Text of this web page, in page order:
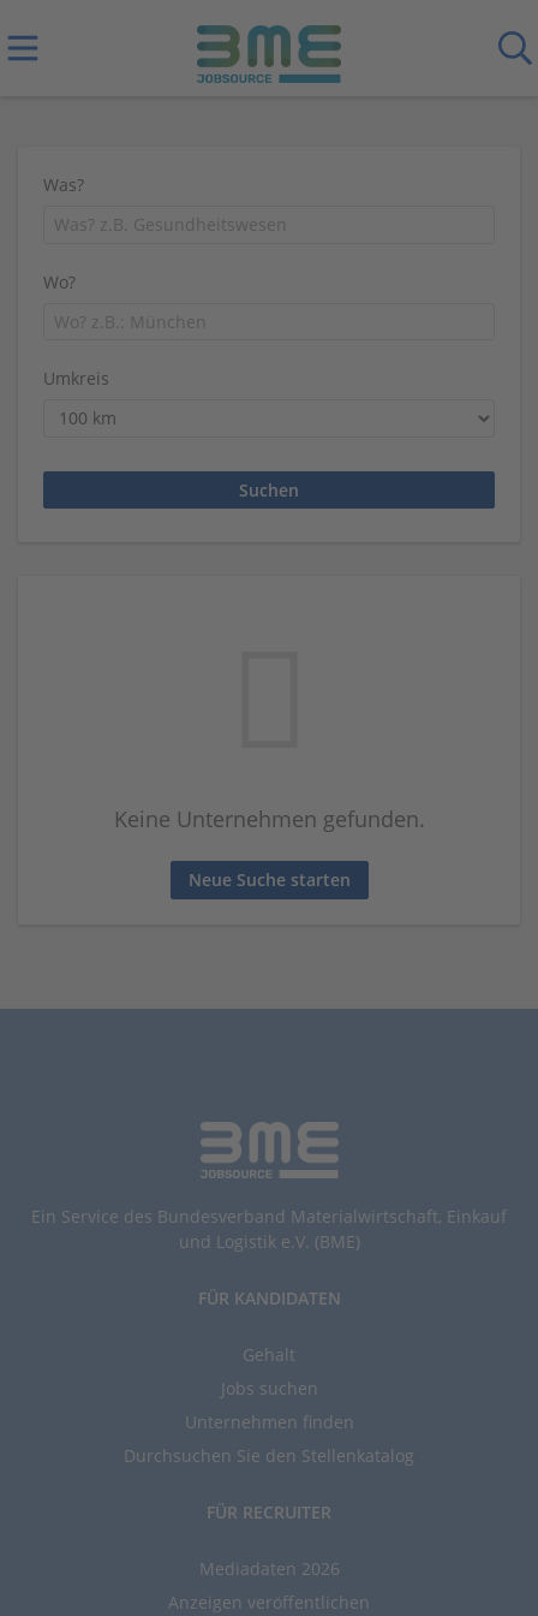
Was?
Wo?
Umkreis
Keine Unternehmen gefunden.
Neue Suche starten
Ein Service des Bundesverband Materialwirtschaft, Einkauf
und Logistik e.V. (BME)
FÜR KANDIDATEN
Gehalt
Jobs suchen
Unternehmen finden
Durchsuchen Sie den Stellenkatalog
FÜR RECRUITER
Mediadaten 2026
Anzeigen veröffentlichen